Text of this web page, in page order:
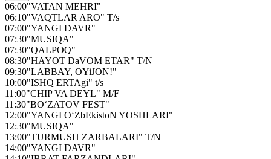
06:00"VATAN MEHRI"
06:10"VAQTLAR ARO" T/s
07:00"YANGI DAVR"
07:30"MUSIQA"
07:30"QALPOQ"
08:30"HAYOT DaVOM ETAR" T/N
09:30"LABBAY, OYiJON!"
10:00"ISHQ ERTAgi" t/s
11:00"CHIP VA DEYL" M/F
11:30"BO‘ZATOV FEST"
12:00"YANGI O‘ZbEkistoN YOSHLARI"
12:30"MUSIQA"
13:00"TURMUSH ZARBALARI" T/N
14:00"YANGI DAVR"